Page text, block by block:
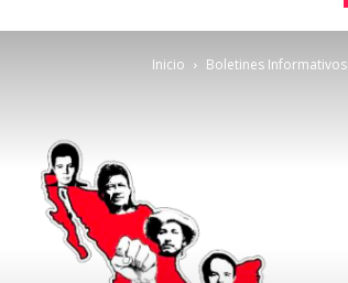
Inicio Boletines Informativos